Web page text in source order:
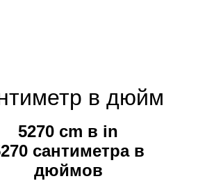
в дюйм
5270 cm в in
сантиметра в
дюймов